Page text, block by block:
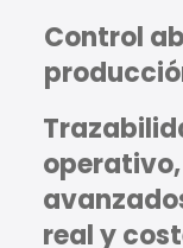
Control
real y